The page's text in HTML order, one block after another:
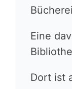
Eine
Dort ist